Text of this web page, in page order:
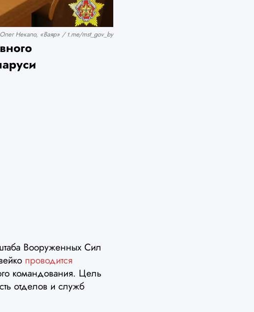
Некало, «Ваяр» / t.me/mst_gov_by
Вооруженных Сил
проводится
командования. Цель
отделов и служб